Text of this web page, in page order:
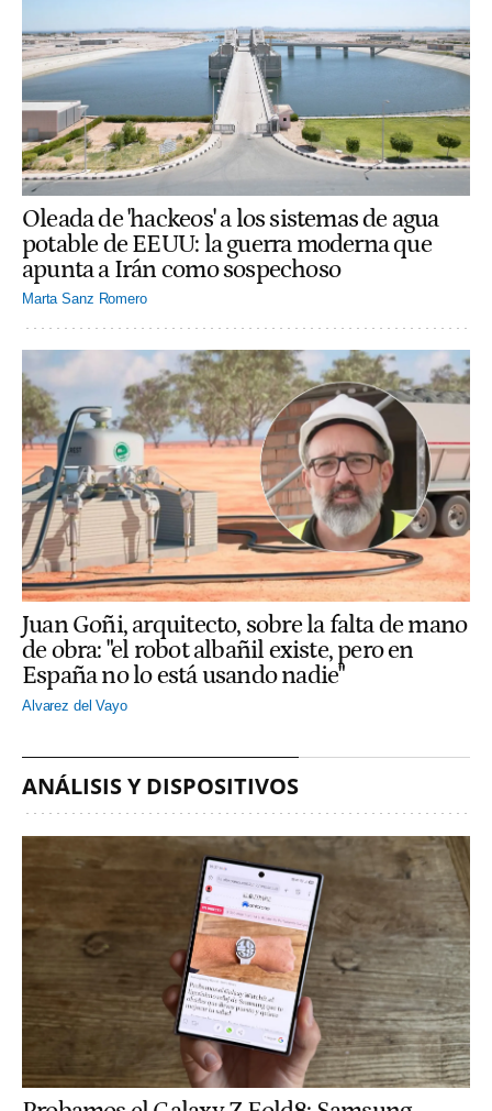
Oleada de 'hackeos' a los sistemas de agua
potable de EEUU: la guerra moderna que
apunta a Irán como sospechoso
Marta Sanz Romero
Juan Goñi, arquitecto, sobre la falta de mano
de obra: "el robot albañil existe, pero en
España no lo está usando nadie"
Alvarez del Vayo
ANÁLISIS Y DISPOSITIVOS